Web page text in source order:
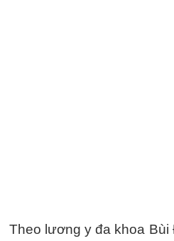
Theo lương y đa khoa